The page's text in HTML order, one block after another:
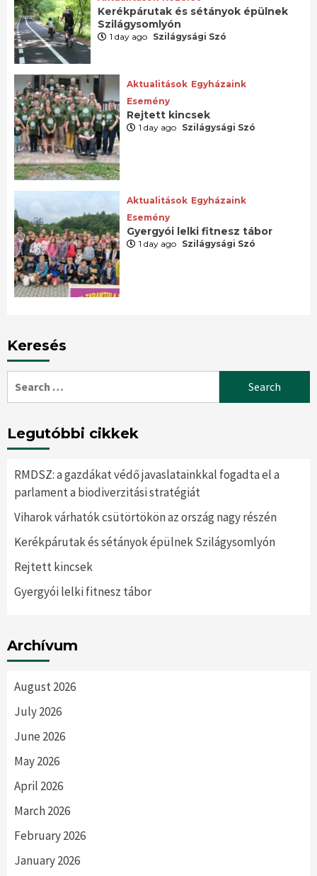
Kerékpárutak és sétányok épülnek
Szilágysomlyón
1 day ago Szilágysági Szó
Aktualitások Egyházaink
Esemény
Rejtett kincsek
1 day ago Szilágysági Szó
Aktualitások Egyházaink
Esemény
Gyergyói lelki fitnesz tábor
1 day ago Szilágysági Szó
Keresés
for:
Legutóbbi cikkek
RMDSZ: a gazdákat védő javaslatainkkal fogadta el a
parlament a biodiverzitási stratégiát
Viharok várhatók csütörtökön az ország nagy részén
Kerékpárutak és sétányok épülnek Szilágysomlyón
Rejtett kincsek
Gyergyói lelki fitnesz tábor
Archívum
August 2026
July 2026
June 2026
May 2026
April 2026
March 2026
February 2026
January 2026